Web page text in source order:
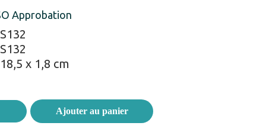
Approbation
S132
S132
18,5 x 1,8 cm
Ajouter au panier